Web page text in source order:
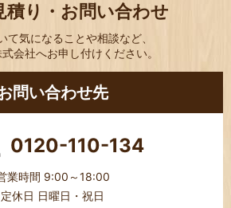
積り・お問い合わせ
て気になることや相談など、
会社へお申し付けください。
問い合わせ先
0120-110-134
業時間 9:00～18:00
定休日 日曜日・祝日